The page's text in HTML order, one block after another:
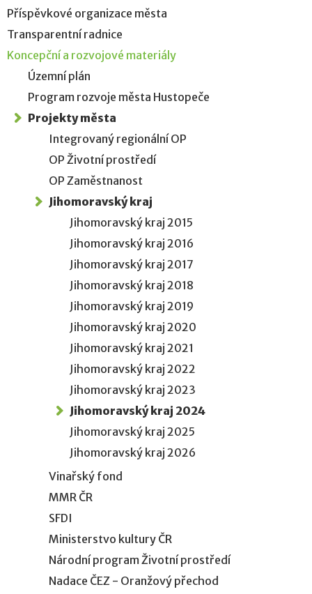
Příspěvkové organizace města
Transparentní radnice
Koncepční a rozvojové materiály
Územní plán
Program rozvoje města Hustopeče
Projekty města
Integrovaný regionální OP
OP Životní prostředí
OP Zaměstnanost
Jihomoravský kraj
Jihomoravský kraj 2015
Jihomoravský kraj 2016
Jihomoravský kraj 2017
Jihomoravský kraj 2018
Jihomoravský kraj 2019
Jihomoravský kraj 2020
Jihomoravský kraj 2021
Jihomoravský kraj 2022
Jihomoravský kraj 2023
Jihomoravský kraj 2024
Jihomoravský kraj 2025
Jihomoravský kraj 2026
Vinařský fond
MMR ČR
SFDI
Ministerstvo kultury ČR
Národní program Životní prostředí
Nadace ČEZ - Oranžový přechod